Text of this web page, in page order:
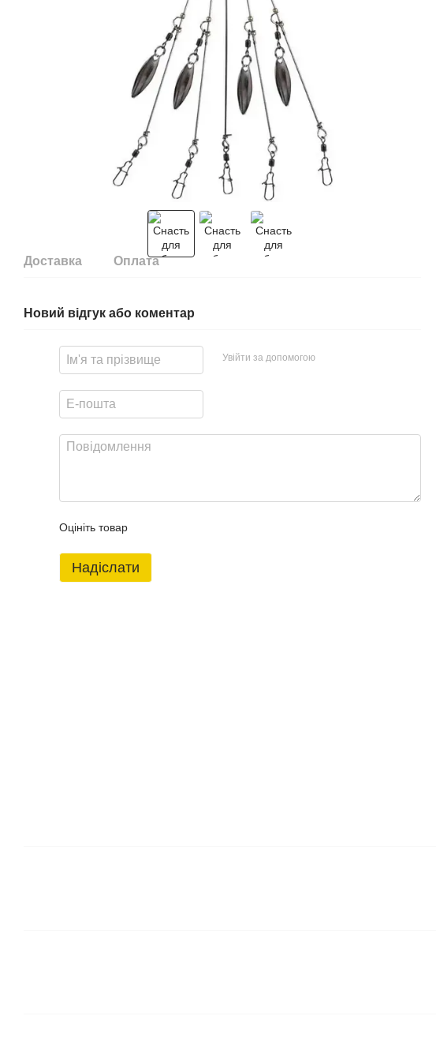
Доставка Оплата
Новий відгук або коментар
Увійти за допомогою
Оцініть товар
Надіслати